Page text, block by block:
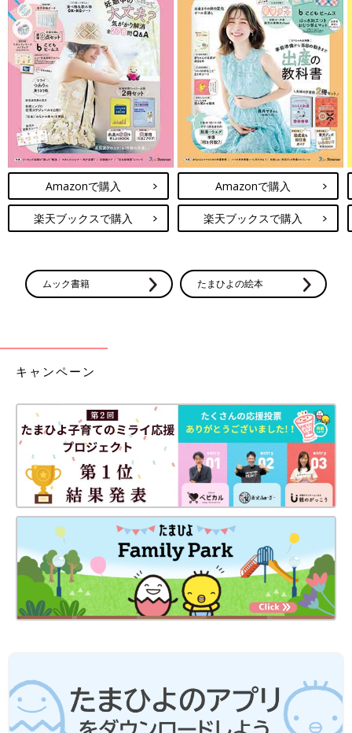
Amazonで購入
楽天ブックスで購入
Amazonで購入
楽天ブックスで購入
ムック書籍 たまひよの絵本
キャンペーン